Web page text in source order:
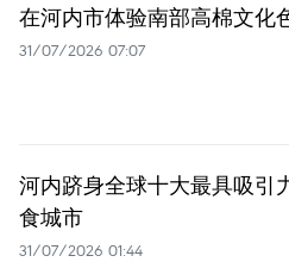
在河内市体验南部高棉文化
31/07/2026 07:07
河内跻身全球十大最具吸引
食城市
31/07/2026 01:44